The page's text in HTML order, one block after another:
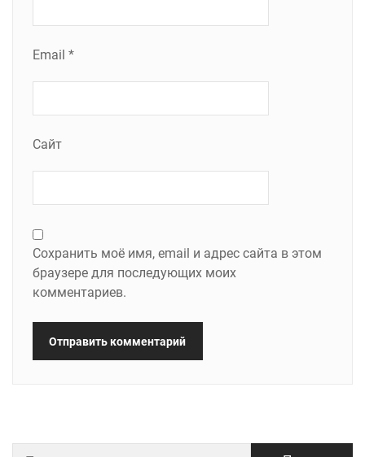
Email *
Сайт
Сохранить моё имя, email и адрес сайта в этом
браузере для последующих моих
комментариев.